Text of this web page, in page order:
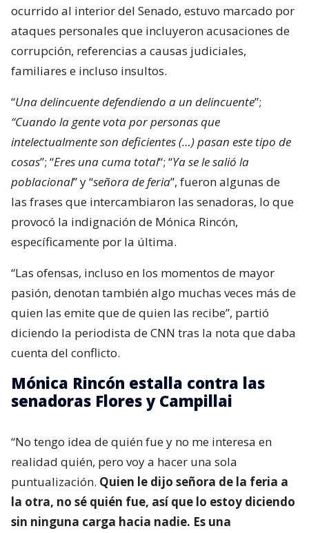
ocurrido al interior del Senado, estuvo marcado por
ataques personales que incluyeron acusaciones de
corrupción, referencias a causas judiciales,
familiares e incluso insultos.
“Una delincuente defendiendo a un delincuente”;
“Cuando la gente vota por personas que
intelectualmente son deficientes (…) pasan este tipo de
cosas”; “Eres una cuma total“; “Ya se le salió la
poblacional” y “señora de feria”, fueron algunas de
las frases que intercambiaron las senadoras, lo que
provocó la indignación de Mónica Rincón,
específicamente por la última.
“Las ofensas, incluso en los momentos de mayor
pasión, denotan también algo muchas veces más de
quien las emite que de quien las recibe”, partió
diciendo la periodista de CNN tras la nota que daba
cuenta del conflicto.
Mónica Rincón estalla contra las
senadoras Flores y Campillai
“No tengo idea de quién fue y no me interesa en
realidad quién, pero voy a hacer una sola
puntualización. Quien le dijo señora de la feria a
la otra, no sé quién fue, así que lo estoy diciendo
sin ninguna carga hacia nadie. Es una